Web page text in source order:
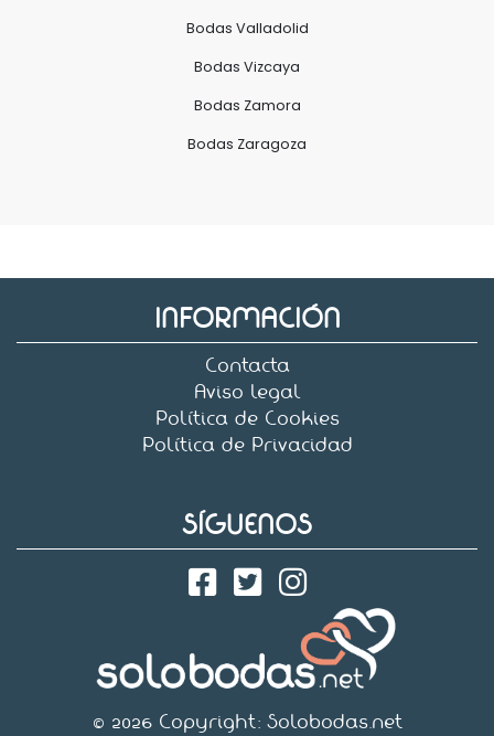
Bodas Valladolid
Bodas Vizcaya
Bodas Zamora
Bodas Zaragoza
INFORMACIÓN
Contacta
Aviso legal
Política de Cookies
Política de Privacidad
SÍGUENOS
© 2026 Copyright: Solobodas.net